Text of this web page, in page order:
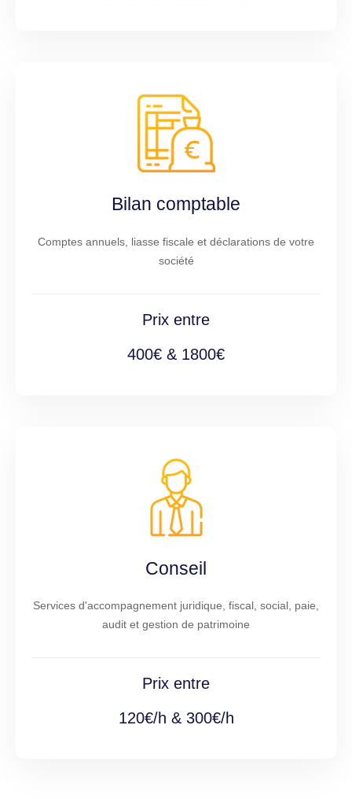
Bilan comptable
Comptes annuels, liasse fiscale et déclarations de votre
société
Prix entre
400€ & 1800€
Conseil
Services d'accompagnement juridique, fiscal, social, paie,
audit et gestion de patrimoine
Prix entre
120€/h & 300€/h